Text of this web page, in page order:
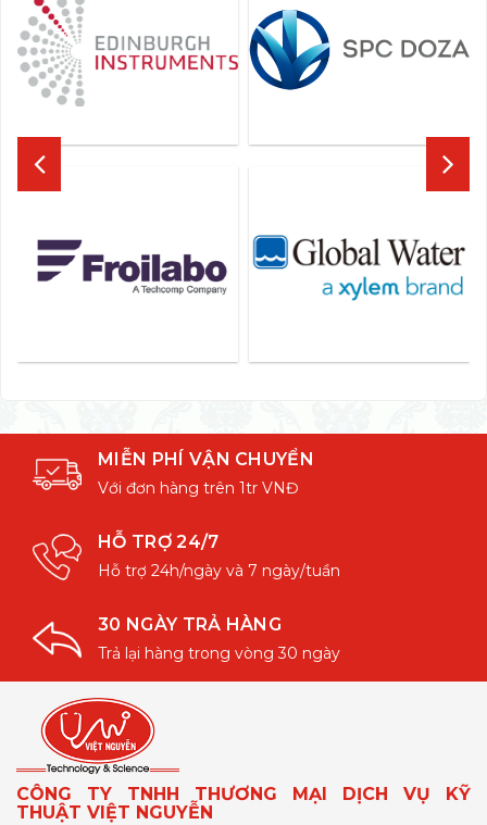
MIỄN PHÍ VẬN CHUYỂN
Với đơn hàng trên 1tr VNĐ
HỖ TRỢ 24/7
Hỗ trợ 24h/ngày và 7 ngày/tuần
30 NGÀY TRẢ HÀNG
Trả lại hàng trong vòng 30 ngày
CÔNG TY TNHH THƯƠNG MẠI DỊCH VỤ KỸ
THUẬT VIỆT NGUYỄN